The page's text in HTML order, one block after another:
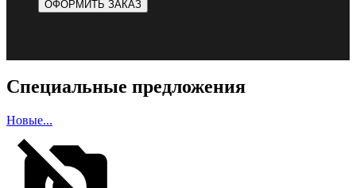
Специальные предложения
Новые...